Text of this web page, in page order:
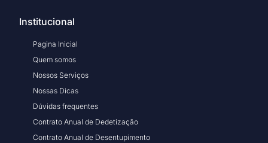
Institucional
Pagina Inicial
Quem somos
Nossos Serviços
Nossas Dicas
Dúvidas frequentes
Contrato Anual de Dedetização
Contrato Anual de Desentupimento